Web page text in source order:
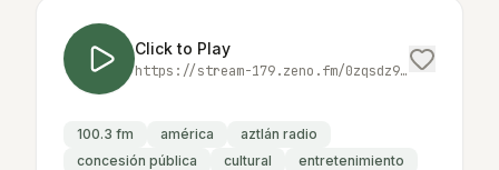
Click to Play
https://stream-179.zeno.fm/0zqsdz9xoamuv?zt=eyJhbGciOiJIUzI1NiJ9.eyJzdHJlYW0iOiIwenFzZHo5eG9hbXV2IiwiaG9zdCI6InN0cmVhbS0xNzkuemVuby5mbSIsInRtIjpmYWxzZSwicnR0bCI6NSwianRpIjoiZDFSSnU2XzJRS202NXJITEpCWFFUUSIsImlhdCI6MTc3NTMwMzg3MywiZXhwIjoxNzc1MzAzOTMzfQ.KPqhYZsrLr5yBR5PgARHPuunh1ebt32z6_1dWRk9frE
100.3 fm américa
aztlán radio
concesión pública
cultural
entretenimiento